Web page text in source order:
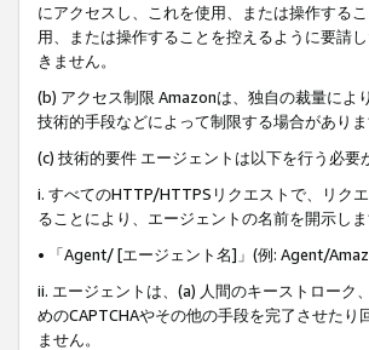
にアクセスし、これを使用、または操作する
用、または操作することを控えるように要請
きません。
(b) アクセス制限 Amazonは、独自の裁量に
技術的手段などによって制限する場合がありま
(c) 技術的要件 エージェントは以下を行う必要
i. すべてのHTTP/HTTPSリクエストで、リク
ることにより、エージェントの名前を開示しま
• 「Agent/ [エージェント名]」(例: Agent/
ii. エージェントは、(a) 人間のキーストロー
めのCAPTCHAやその他の手段を完了させた
ません。